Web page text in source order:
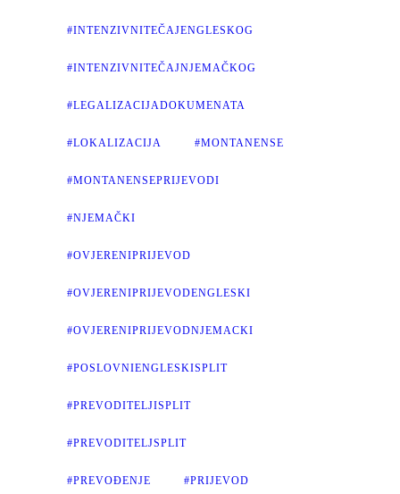
#INTENZIVNITEČAJENGLESKOG
#INTENZIVNITEČAJNJEMAČKOG
#LEGALIZACIJADOKUMENATA
#LOKALIZACIJA #MONTANENSE
#MONTANENSEPRIJEVODI
#NJEMAČKI
#OVJERENIPRIJEVOD
#OVJERENIPRIJEVODENGLESKI
#OVJERENIPRIJEVODNJEMACKI
#POSLOVNIENGLESKISPLIT
#PREVODITELJISPLIT
#PREVODITELJSPLIT
#PREVOĐENJE #PRIJEVOD